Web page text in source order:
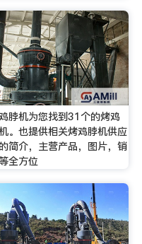
脖机为您找到31个的烤鸡
。也提供相关烤鸡脖机供应
简介，主营产品，图片，销
全方位